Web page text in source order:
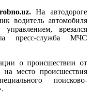
На автодороге
водитель автомобиля
врезался
пресс-служба МЧС
о происшествии от
на место происшествия
поисково-